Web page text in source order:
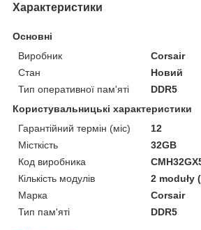
Характеристики
Основні
Виробник
Corsair
Стан
Новий
Тип оперативної пам'яті
DDR5
Користувальницькі характеристики
Гарантійний термін (міс)
12
Місткість
32GB
Код виробника
Кількість модулів
2 moduły
Марка
Corsair
Тип пам'яті
DDR5